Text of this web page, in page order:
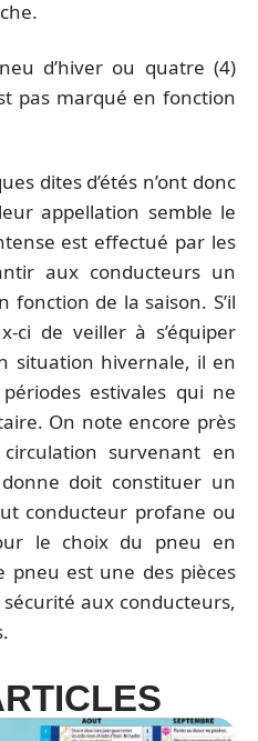
d’hiver ou quatre (4)
pas marqué en fonction
dites d’étés n’ont donc
appellation semble le
est effectué par les
aux conducteurs un
de la saison. S’il
ci de veiller à s’équiper
situation hivernale, il en
estivales qui ne
On note encore près
survenant en
doit constituer un
conducteur profane ou
le choix du pneu en
pneu est une des pièces
aux conducteurs,